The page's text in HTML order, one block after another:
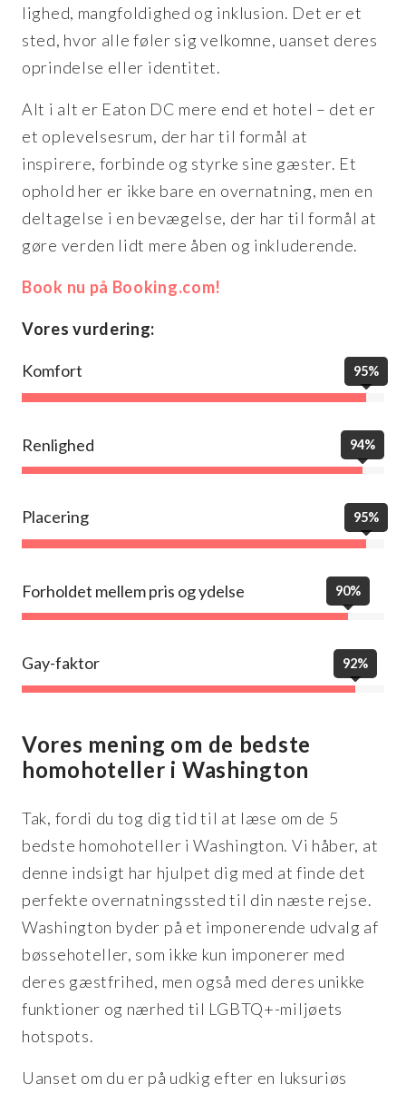
lighed, mangfoldighed og inklusion. Det er et
sted, hvor alle føler sig velkomne, uanset deres
oprindelse eller identitet.
Alt i alt er Eaton DC mere end et hotel – det er
et oplevelsesrum, der har til formål at
inspirere, forbinde og styrke sine gæster. Et
ophold her er ikke bare en overnatning, men en
deltagelse i en bevægelse, der har til formål at
gøre verden lidt mere åben og inkluderende.
Book nu på Booking.com!
Vores vurdering:
Komfort 95%
Renlighed 94%
Placering 95%
Forholdet mellem pris og ydelse 90%
Gay-faktor 92%
Vores mening om de bedste
homohoteller i Washington
Tak, fordi du tog dig tid til at læse om de 5
bedste homohoteller i Washington. Vi håber, at
denne indsigt har hjulpet dig med at finde det
perfekte overnatningssted til din næste rejse.
Washington byder på et imponerende udvalg af
bøssehoteller, som ikke kun imponerer med
deres gæstfrihed, men også med deres unikke
funktioner og nærhed til LGBTQ+-miljøets
hotspots.
Uanset om du er på udkig efter en luksuriøs